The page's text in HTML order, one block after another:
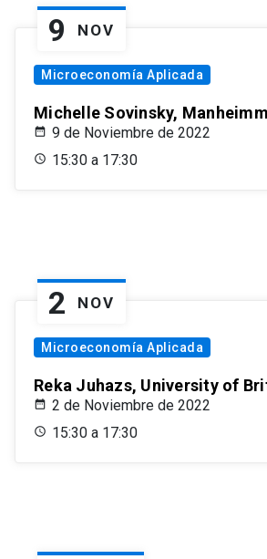
9 NOV
Microeconomía Aplicada
Michelle Sovinsky,
9 de Noviembre de 2022
15:30 a 17:30
2 NOV
Microeconomía Aplicada
Reka Juhazs, University of
2 de Noviembre de 2022
15:30 a 17:30